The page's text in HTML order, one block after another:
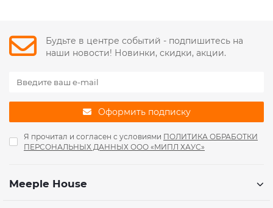
Будьте в центре событий - подпишитесь на
наши новости! Новинки, скидки, акции.
Оформить подписку
Я прочитал и согласен с условиями ПОЛИТИКА ОБРАБОТКИ
ПЕРСОНАЛЬНЫХ ДАННЫХ ООО «МИПЛ ХАУС»
Meeple House